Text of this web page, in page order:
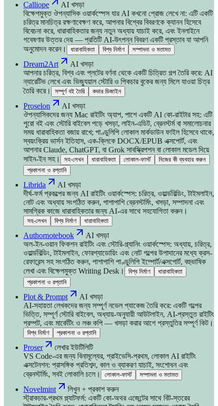
Calliope
AI খসড়া
বিক্ষেপমুক্ত ঔপন্যাসিক ওয়ার্কস্পেস যার AI কখনো প্রোজ লেখে না: এটি একটি
চরিত্র মানচিত্র রক্ষণাবেক্ষণ করে, আপনার বিশ্বের বিবরণকে ক্যানন হিসেবে
বিবেচনা করে, ধারাবাহিকতার জন্য নতুন অধ্যায় যাচাই করে, এবং ইনলাইনে
গবেষণার উত্তর দেয় — প্রতিটি AI-উৎপন্ন বিবরণ একটি প্রস্তাব যা আপনি
অনুমোদন করেন।
ধারাবাহিকতা বিশ্ব নির্মাণ সম্পাদনা ও মতামত
Dream2Art
AI খসড়া
আপনার চরিত্র, বিশ্ব এবং প্লটের বর্ণনা থেকে একটি চিত্রিত গল্প তৈরি করে: AI
ন্যারেটিভ লেখে এবং ভিজ্যুয়াল স্টোরি ও পিকচার বুকের জন্য মিলে যাওয়া চিত্র
তৈরি করে।
সম্পূর্ণ বই তৈরি কভার ডিজাইন
Proselon
AI খসড়া
ঔপন্যাসিকদের জন্য Mac রাইটিং অ্যাপ, পাশে একটি AI কো-রাইটার সহ: এটি
পুরো বই এবং স্টোরি বাইবেল পড়ে খসড়া, লাইন-এডিট, ব্রেনস্টর্ম বা সমালোচনার
সময় ধারাবাহিকতা বজায় রাখে; পাণ্ডুলিপি লোকাল মার্কডাউন ফাইল হিসেবে থাকে,
স্বয়ংক্রিয় ভার্সন ইতিহাস, এক-ক্লিকে DOCX/EPUB এক্সপোর্ট, এবং
আপনার Claude, ChatGPT, বা Grok সাবস্ক্রিপশন বা লোকাল মডেল দিয়ে
সাইন-ইন সহ।
সহ-লেখন ধারাবাহিকতা লোকাল-ফার্স্ট
নিজের কী ব্যবহার করুন
প্রকাশনা ও রপ্তানি
Librida
AI খসড়া
দীর্ঘ-ফর্ম প্রকল্পের জন্য AI রাইটিং ওয়ার্কস্পেস: চরিত্র, ওয়ার্ল্ডবিল্ডিং, টাইমলাইন,
নোট এবং অধ্যায় সংগঠিত করুন, পাশাপাশি ব্রেনস্টর্মিং, খসড়া, সম্পাদনা এবং
সামগ্রিক কাজে ধারাবাহিকতার জন্য AI-এর সাথে সহযোগিতা করুন।
সহ-লেখন বিশ্ব নির্মাণ ধারাবাহিকতা
Authornotebook
AI খসড়া
অল-ইন-ওয়ান ফিকশন রাইটিং এবং স্টোরি-প্ল্যানিং ওয়ার্কস্পেস: অধ্যায়, চরিত্র,
ওয়ার্ল্ডবিল্ডিং, টাইমলাইন, ফোরশ্যাডোয়িং এবং নোট গল্পের উপাদানের মধ্যে ক্রস-
রেফারেন্স সহ সংগঠিত করুন, পাশাপাশি পাণ্ডুলিপি ইম্পোর্ট/এক্সপোর্ট, বহুভাষিক
লেখা এবং বিক্ষেপমুক্ত Writing Desk।
বিশ্ব নির্মাণ
ধারাবাহিকতা
প্রকাশনা ও রপ্তানি
Plot & Prompt
AI খসড়া
AI-সহায়তা লেখকদের জন্য সম্পূর্ণ নভেল প্যাকেজ তৈরি করে: একটি গল্পের
ভিত্তি, সম্পূর্ণ স্টোরি বাইবেল, অধ্যায়-অনুযায়ী আউটলাইন, AI-প্রস্তুত রাইটিং
প্রম্পট, এবং মার্কেটিং ও লঞ্চ কপি — খসড়া করার আগে প্রস্তুতির সম্পূর্ণ কিট।
বিশ্ব নির্মাণ প্রকাশনা ও রপ্তানি
Proser
লেখার ইউটিলিটি
VS Code-এর জন্য বিনামূল্যের, প্রাইভেসি-প্রথম, লোকাল AI রাইটিং
এক্সটেনশন: প্রাসঙ্গিক প্রতিশব্দ, কাল ও ব্যাকরণ যাচাই, সংশোধন এবং
ব্রেনস্টর্মিং, সবই লোকালি চলে।
লোকাল-ফার্স্ট সম্পাদনা ও মতামত
Novelmint
লিখুন + প্রকাশ করুন
স্ট্রাকচার-প্রথম প্ল্যাটফর্ম: একটি কো-অথর এজেন্টের সাথে বিট-স্তরের